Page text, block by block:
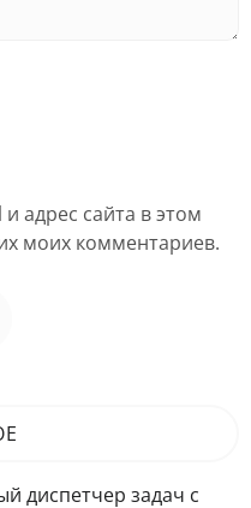
адрес сайта в этом
моих комментариев.
диспетчер задач с